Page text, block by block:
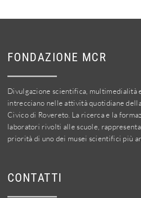
FONDAZIONE MCR
Divulgazione scientifica, multimedialità
intrecciano nelle attività quotidiane
Civico di Rovereto. La ricerca e la
laboratori rivolti alle scuole,
priorità di uno dei musei scientifici più
CONTATTI